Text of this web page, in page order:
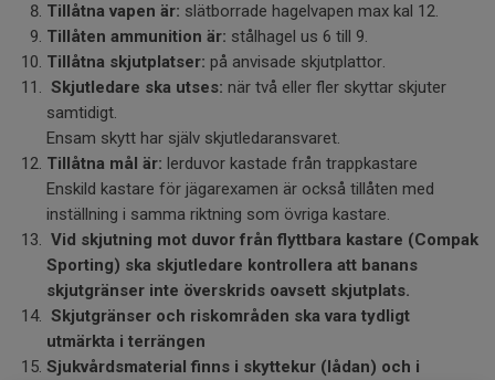
Tillåtna vapen är: slätborrade hagelvapen max kal 12.
Tillåten ammunition är: stålhagel us 6 till 9.
Tillåtna skjutplatser: på anvisade skjutplattor.
Skjutledare ska utses: när två eller fler skyttar skjuter
samtidigt.
Ensam skytt har själv skjutledaransvaret.
Tillåtna mål är: lerduvor kastade från trappkastare
Enskild kastare för jägarexamen är också tillåten med
inställning i samma riktning som övriga kastare.
Vid skjutning mot duvor från flyttbara kastare (Compak
Sporting) ska skjutledare kontrollera att banans
skjutgränser inte överskrids oavsett skjutplats.
Skjutgränser och riskområden ska vara tydligt
utmärkta i terrängen
Sjukvårdsmaterial finns i skyttekur (lådan) och i